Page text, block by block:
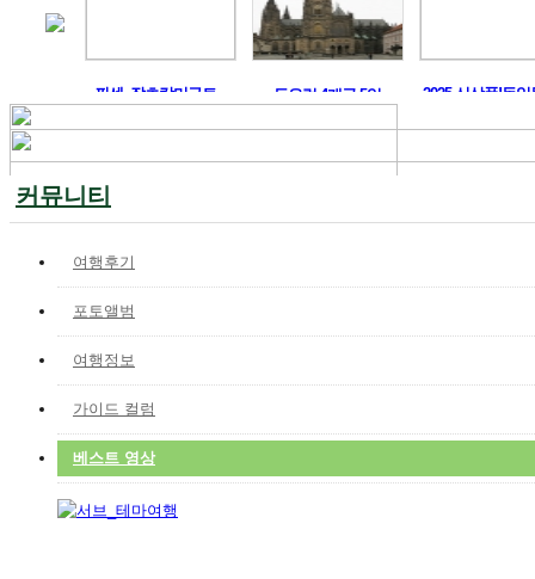
2025 신상품!독일
퓌센, 잘츠캄머구트,.. 동유럽 4개국 5일
커뮤니티
여행후기
포토앨범
여행정보
가이드 컬럼
베스트 영상